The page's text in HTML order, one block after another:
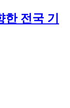
한 전국 기